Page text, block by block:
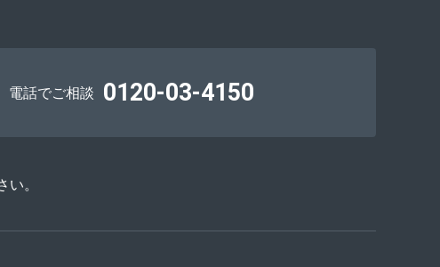
電話でご相談 0120-03-4150
。